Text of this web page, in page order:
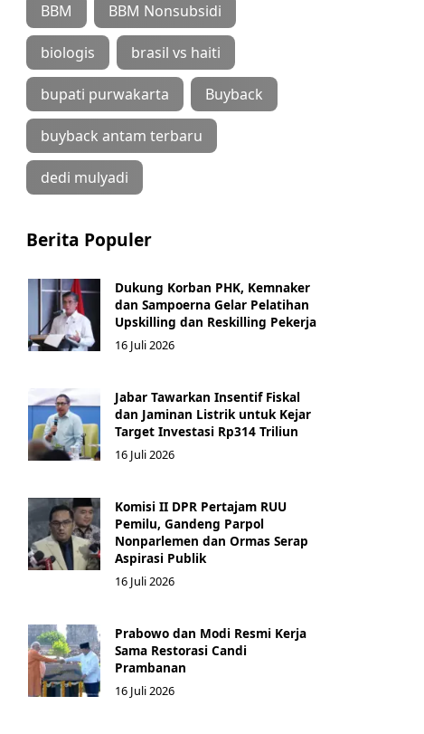
BBM BBM Nonsubsidi
biologis brasil vs haiti
bupati purwakarta Buyback
buyback antam terbaru
dedi mulyadi
Berita Populer
Dukung Korban PHK, Kemnaker
dan Sampoerna Gelar Pelatihan
Upskilling dan Reskilling Pekerja
16 Juli 2026
Jabar Tawarkan Insentif Fiskal
dan Jaminan Listrik untuk Kejar
Target Investasi Rp314 Triliun
16 Juli 2026
Komisi II DPR Pertajam RUU
Pemilu, Gandeng Parpol
Nonparlemen dan Ormas Serap
Aspirasi Publik
16 Juli 2026
Prabowo dan Modi Resmi Kerja
Sama Restorasi Candi
Prambanan
16 Juli 2026